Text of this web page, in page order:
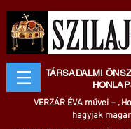
TÁRSADALMI
VERZÁR ÉVA művei –
hagyjak